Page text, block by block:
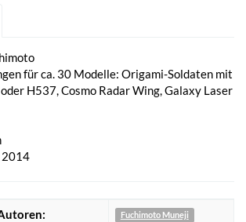
für ca. 30 Modelle: Origami-Soldaten mit
H537, Cosmo Radar Wing, Galaxy Laser
2014
Fuchimoto Muneji